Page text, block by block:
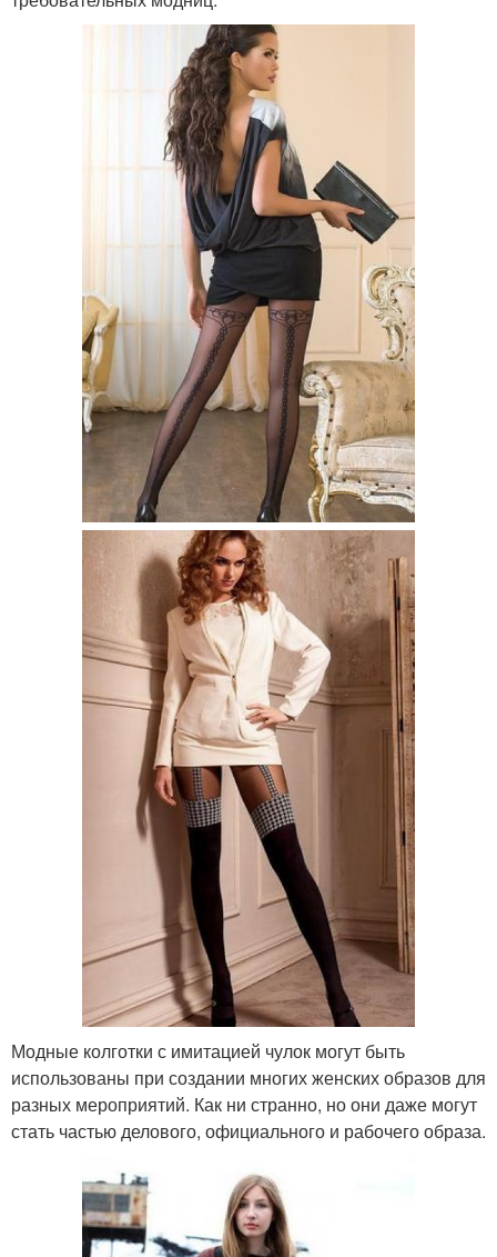
Модные колготки с имитацией чулок могут быть
использованы при создании многих женских образов для
разных мероприятий. Как ни странно, но они даже могут
стать частью делового, официального и рабочего образа.